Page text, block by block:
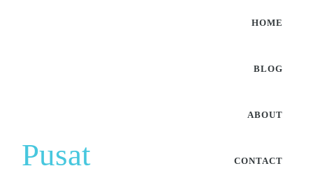
Pusat
HOME
BLOG
ABOUT
CONTACT